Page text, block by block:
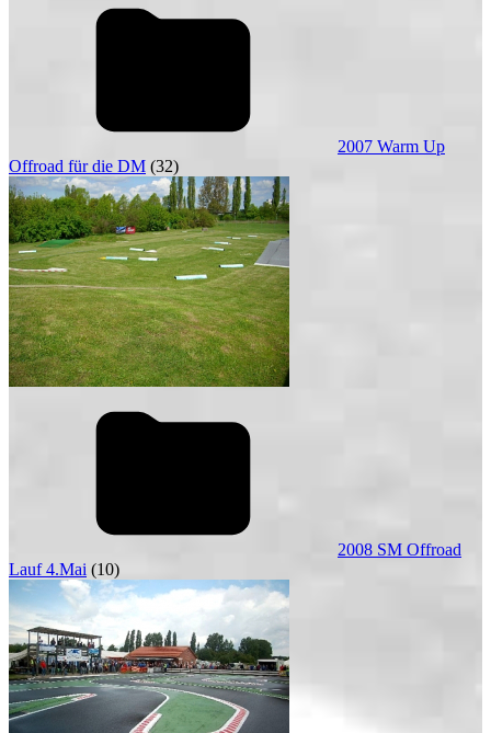
2007 Warm Up
Offroad für die DM (32)
2008 SM Offroad
Lauf 4.Mai (10)